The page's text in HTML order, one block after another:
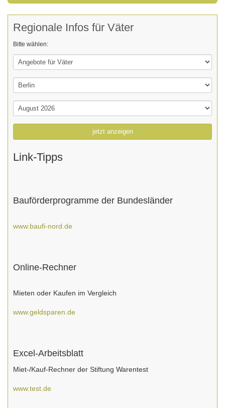
Regionale Infos für Väter
Bitte wählen:
jetzt anzeigen
Link-Tipps
Bauförderprogramme der Bundesländer
www.baufi-nord.de
Online-Rechner
Mieten oder Kaufen im Vergleich
www.geldsparen.de
Excel-Arbeitsblatt
Miet-/Kauf-Rechner der Stiftung Warentest
www.test.de